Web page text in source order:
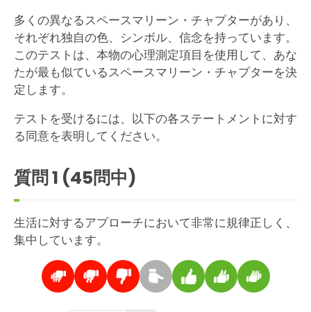
多くの異なるスペースマリーン・チャプターがあり、
それぞれ独自の色、シンボル、信念を持っています。
このテストは、本物の心理測定項目を使用して、あな
たが最も似ているスペースマリーン・チャプターを決
定します。
テストを受けるには、以下の各ステートメントに対す
る同意を表明してください。
質問1 (45問中)
生活に対するアプローチにおいて非常に規律正しく、
集中しています。